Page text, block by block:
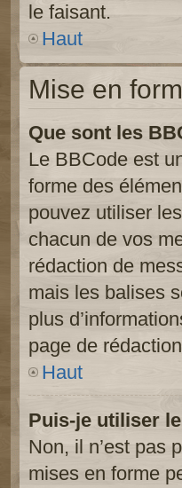
le faisant.
Haut
Mise en
Que sont les
Le BBCode est
forme des
pouvez utiliser
chacun de vos
rédaction de
mais les balises
plus
page de
Haut
Puis-je utiliser
Non, il n’est pas
mises en forme